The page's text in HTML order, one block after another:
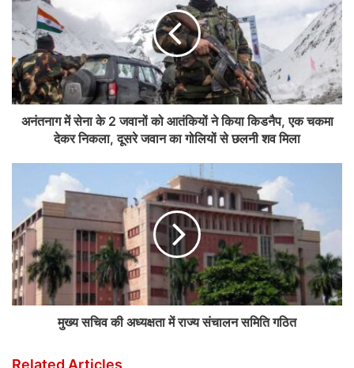
अनंतनाग में सेना के 2 जवानों को आतंकियों ने किया किडनैप, एक चकमा
देकर निकला, दूसरे जवान का गोलियों से छलनी शव मिला
मुख्य सचिव की अध्यक्षता में राज्य संचालन समिति गठित
Related Articles